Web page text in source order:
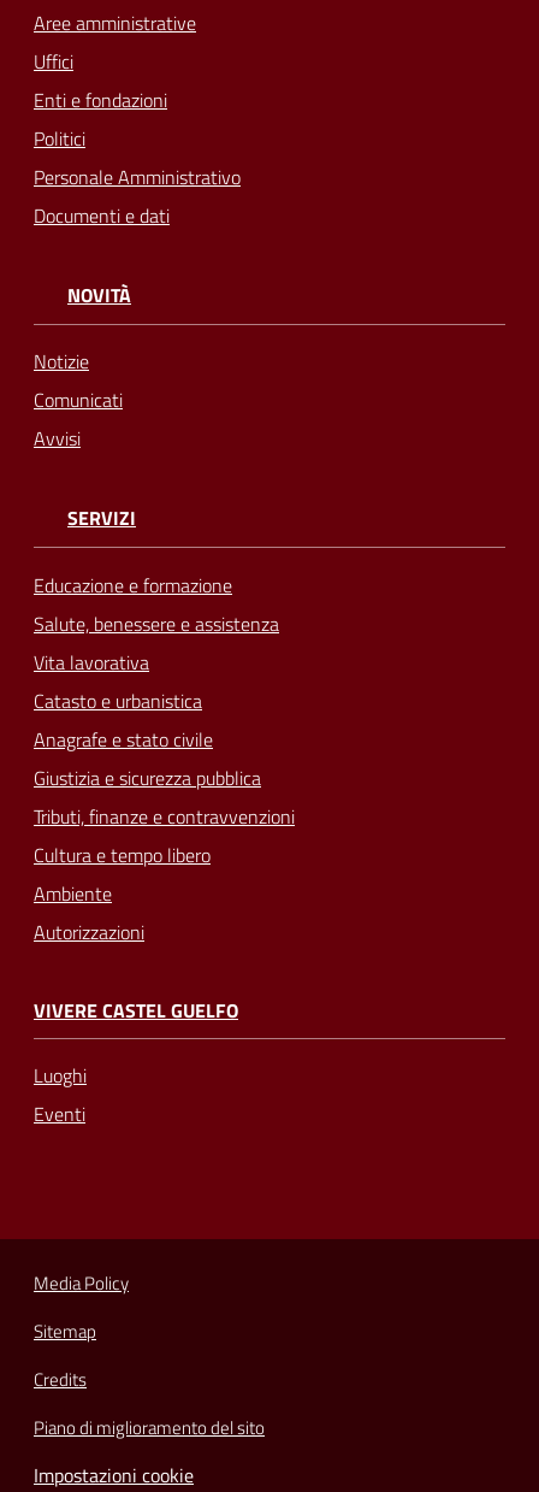
Aree amministrative
Uffici
Enti e fondazioni
Politici
Personale Amministrativo
Documenti e dati
NOVITÀ
Notizie
Comunicati
Avvisi
SERVIZI
Educazione e formazione
Salute, benessere e assistenza
Vita lavorativa
Catasto e urbanistica
Anagrafe e stato civile
Giustizia e sicurezza pubblica
Tributi, finanze e contravvenzioni
Cultura e tempo libero
Ambiente
Autorizzazioni
VIVERE CASTEL GUELFO
Luoghi
Eventi
Media Policy
Sitemap
Credits
Piano di miglioramento del sito
Impostazioni cookie